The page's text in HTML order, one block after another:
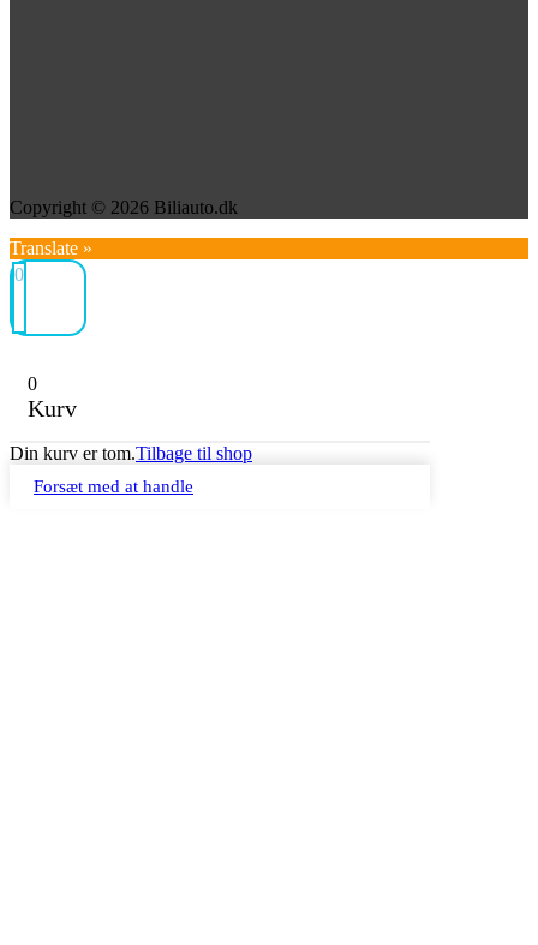
Copyright © 2026 Biliauto.dk
Translate »
0
0
Kurv
Din kurv er tom.Tilbage til shop
Forsæt med at handle